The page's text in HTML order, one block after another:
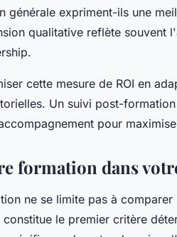
générale expriment-ils une
qualitative reflète souvent
cette mesure de ROI en
Un suivi post-
pour
formation dans
ne se limite pas à comparer
constitue le premier critère